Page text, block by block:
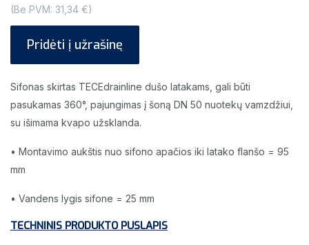
(Be PVM: 31,34 €)
Pridėti į užrašinę
Sifonas skirtas TECEdrainline dušo latakams, gali būti
pasukamas 360°, pajungimas į šoną DN 50 nuotekų vamzdžiui,
su išimama kvapo užsklanda.
• Montavimo aukštis nuo sifono apačios iki latako flanšo = 95
mm
• Vandens lygis sifone = 25 mm
TECHNINIS PRODUKTO PUSLAPIS